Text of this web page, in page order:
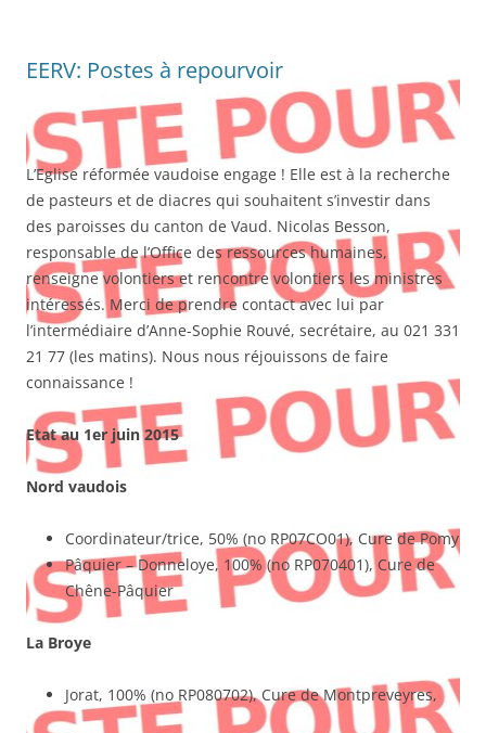
EERV: Postes à repourvoir
L’Eglise réformée vaudoise engage ! Elle est à la recherche
de pasteurs et de diacres qui souhaitent s’investir dans
des paroisses du canton de Vaud. Nicolas Besson,
responsable de l’Office des ressources humaines,
renseigne volontiers et rencontre volontiers les ministres
intéressés. Merci de prendre contact avec lui par
l’intermédiaire d’Anne-Sophie Rouvé, secrétaire, au 021 331
21 77 (les matins). Nous nous réjouissons de faire
connaissance !
Etat au 1er juin 2015
Nord vaudois
Coordinateur/trice, 50% (no RP07CO01), Cure de Pomy
Pâquier – Donneloye, 100% (no RP070401), Cure de
Chêne-Pâquier
La Broye
Jorat, 100% (no RP080702), Cure de Montpreveyres,